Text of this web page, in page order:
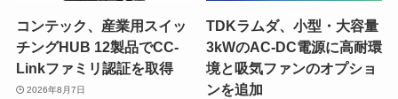
コンテック、産業用スイッ
チングHUB 12製品でCC-
Linkファミリ認証を取得
2026年8月7日
TDKラムダ、小型・大容量
3kWのAC-DC電源に高耐環
境と吸気ファンのオプショ
ンを追加